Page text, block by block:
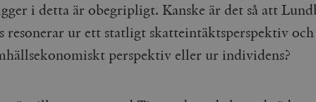
i detta är obegripligt. Kanske är det så att
resonerar ur ett statligt skatteintäktsperspektiv
perspektiv eller ur individens?